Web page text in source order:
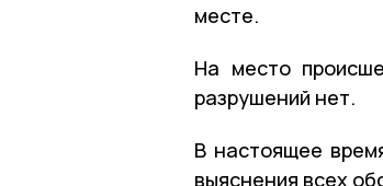
месте.
На место
разрушений нет.
В настоящее
выяснения всех